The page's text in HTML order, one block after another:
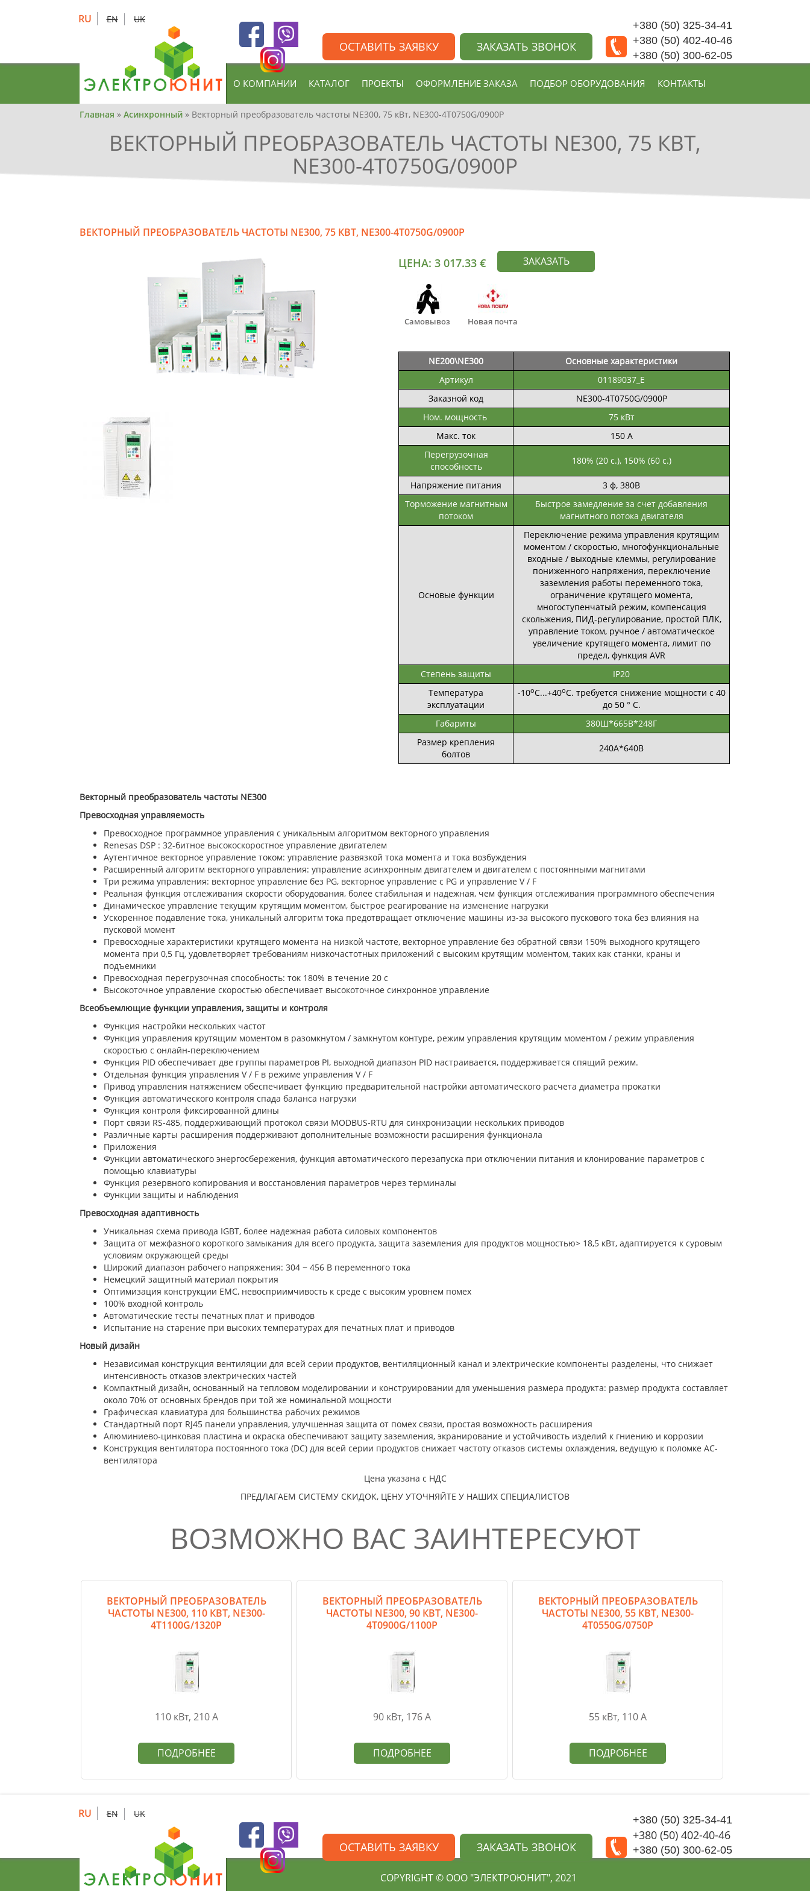
RU EN UK
ОСТАВИТЬ ЗАЯВКУ ЗАКАЗАТЬ ЗВОНОК
+380 (50) 325-34-41
+380 (50) 402-40-46
+380 (50) 300-62-05
О КОМПАНИИ КАТАЛОГ ПРОЕКТЫ ОФОРМЛЕНИЕ ЗАКАЗА ПОДБОР ОБОРУДОВАНИЯ КОНТАКТЫ
Вы
здесь
Главная » Асинхронный » Векторный преобразователь частоты NE300, 75 кВт, NE300-4T0750G/0900P
ВЕКТОРНЫЙ ПРЕОБРАЗОВАТЕЛЬ ЧАСТОТЫ NE300, 75 КВТ,
NE300-4T0750G/0900P
ВЕКТОРНЫЙ ПРЕОБРАЗОВАТЕЛЬ ЧАСТОТЫ NE300, 75 КВТ, NE300-4T0750G/0900P
ЦЕНА: 3 017.33 € ЗАКАЗАТЬ
Самовывоз Новая почта
NE200\NE300
Основные характеристики
Артикул
01189037_E
Заказной код
NE300-4T0750G/0900P
Ном. мощность
75 кВт
Макс. ток
150 А
Перегрузочная
способность
180% (20 с.), 150% (60 с.)
Напряжение питания
3 ф, 380В
Торможение магнитным
потоком
Быстрое замедление за счет добавления
магнитного потока двигателя
Основые функции
Переключение режима управления крутящим
моментом / скоростью, многофункциональные
входные / выходные клеммы, регулирование
пониженного напряжения, переключение
заземления работы переменного тока,
ограничение крутящего момента,
многоступенчатый режим, компенсация
скольжения, ПИД-регулирование, простой ПЛК,
управление током, ручное / автоматическое
увеличение крутящего момента, лимит по
предел, функция AVR
Степень защиты
IP20
Температура
эксплуатации
-10оС...+40оС. требуется снижение мощности с 40
до 50 ° C.
Габариты
380Ш*665В*248Г
Размер крепления
болтов
240А*640В
Векторный преобразователь частоты NE300
Превосходная управляемость
Превосходное программное управления с уникальным алгоритмом векторного управления
Renesas DSP : 32-битное высокоскоростное управление двигателем
Аутентичное векторное управление током: управление развязкой тока момента и тока возбуждения
Расширенный алгоритм векторного управления: управление асинхронным двигателем и двигателем с постоянными магнитами
Три режима управления: векторное управление без PG, векторное управление с PG и управление V / F
Реальная функция отслеживания скорости оборудования, более стабильная и надежная, чем функция отслеживания программного обеспечения
Динамическое управление текущим крутящим моментом, быстрое реагирование на изменение нагрузки
Ускоренное подавление тока, уникальный алгоритм тока предотвращает отключение машины из-за высокого пускового тока без влияния на
пусковой момент
Превосходные характеристики крутящего момента на низкой частоте, векторное управление без обратной связи 150% выходного крутящего
момента при 0,5 Гц, удовлетворяет требованиям низкочастотных приложений с высоким крутящим моментом, таких как станки, краны и
подъемники
Превосходная перегрузочная способность: ток 180% в течение 20 с
Высокоточное управление скоростью обеспечивает высокоточное синхронное управление
Всеобъемлющие функции управления, защиты и контроля
Функция настройки нескольких частот
Функция управления крутящим моментом в разомкнутом / замкнутом контуре, режим управления крутящим моментом / режим управления
скоростью с онлайн-переключением
Функция PID обеспечивает две группы параметров PI, выходной диапазон PID настраивается, поддерживается спящий режим.
Отдельная функция управления V / F в режиме управления V / F
Привод управления натяжением обеспечивает функцию предварительной настройки автоматического расчета диаметра прокатки
Функция автоматического контроля спада баланса нагрузки
Функция контроля фиксированной длины
Порт связи RS-485, поддерживающий протокол связи MODBUS-RTU для синхронизации нескольких приводов
Различные карты расширения поддерживают дополнительные возможности расширения функционала
Приложения
Функции автоматического энергосбережения, функция автоматического перезапуска при отключении питания и клонирование параметров с
помощью клавиатуры
Функция резервного копирования и восстановления параметров через терминалы
Функции защиты и наблюдения
Превосходная адаптивность
Уникальная схема привода IGBT, более надежная работа силовых компонентов
Защита от межфазного короткого замыкания для всего продукта, защита заземления для продуктов мощностью> 18,5 кВт, адаптируется к суровым
условиям окружающей среды
Широкий диапазон рабочего напряжения: 304 ~ 456 В переменного тока
Немецкий защитный материал покрытия
Оптимизация конструкции EMC, невосприимчивость к среде с высоким уровнем помех
100% входной контроль
Автоматические тесты печатных плат и приводов
Испытание на старение при высоких температурах для печатных плат и приводов
Новый дизайн
Независимая конструкция вентиляции для всей серии продуктов, вентиляционный канал и электрические компоненты разделены, что снижает
интенсивность отказов электрических частей
Компактный дизайн, основанный на тепловом моделировании и конструировании для уменьшения размера продукта: размер продукта составляет
около 70% от основных брендов при той же номинальной мощности
Графическая клавиатура для большинства рабочих режимов
Стандартный порт RJ45 панели управления, улучшенная защита от помех связи, простая возможность расширения
Алюминиево-цинковая пластина и окраска обеспечивают защиту заземления, экранирование и устойчивость изделий к гниению и коррозии
Конструкция вентилятора постоянного тока (DC) для всей серии продуктов снижает частоту отказов системы охлаждения, ведущую к поломке AC-
вентилятора
Цена указана с НДС
ПРЕДЛАГАЕМ СИСТЕМУ СКИДОК, ЦЕНУ УТОЧНЯЙТЕ У НАШИХ СПЕЦИАЛИСТОВ
ВОЗМОЖНО ВАС ЗАИНТЕРЕСУЮТ
ВЕКТОРНЫЙ ПРЕОБРАЗОВАТЕЛЬ
ЧАСТОТЫ NE300, 110 КВТ, NE300-
4T1100G/1320P
110 кВт, 210 А
ПОДРОБНЕЕ
ВЕКТОРНЫЙ ПРЕОБРАЗОВАТЕЛЬ
ЧАСТОТЫ NE300, 90 КВТ, NE300-
4T0900G/1100P
90 кВт, 176 А
ПОДРОБНЕЕ
ВЕКТОРНЫЙ ПРЕОБРАЗОВАТЕЛЬ
ЧАСТОТЫ NE300, 55 КВТ, NE300-
4T0550G/0750P
55 кВт, 110 А
ПОДРОБНЕЕ
RU EN UK
ОСТАВИТЬ ЗАЯВКУ ЗАКАЗАТЬ ЗВОНОК
+380 (50) 325-34-41
+380 (50) 402-40-46
+380 (50) 300-62-05
COPYRIGHT © ООО "ЭЛЕКТРОЮНИТ", 2021